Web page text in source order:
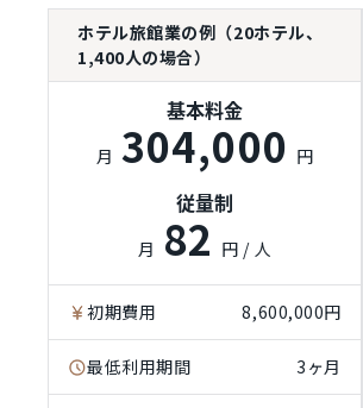
ホテル旅館業の例（20ホテル、
1,400人の場合）
基本料金
月 304,000 円
従量制
月 82 円 / 人
初期費用 8,600,000円
最低利用期間 3ヶ月